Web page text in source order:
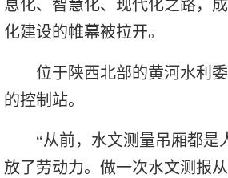
息化、智慧化、现代化之路，
化建设的帷幕被拉开。
位于陕西北部的黄河水利
的控制站。
“从前，水文测量吊厢都
放了劳动力。做一次水文测报